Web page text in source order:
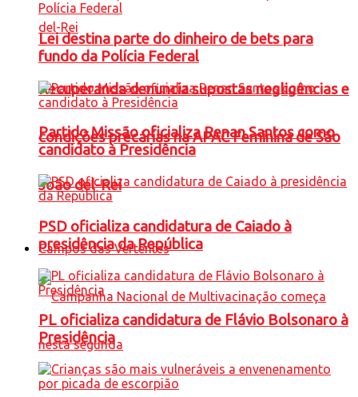
Recuperanda denuncia supostas negligências e
condições precárias na APAC Feminina de São
João del-Rei
Campos das Vertentes
Lei destina parte do dinheiro de bets para
fundo da Polícia Federal
Partido Missão oficializa Renan Santos como
candidato à Presidência
PSD oficializa candidatura de Caiado à
presidência da República
PL oficializa candidatura de Flávio Bolsonaro à
Presidência